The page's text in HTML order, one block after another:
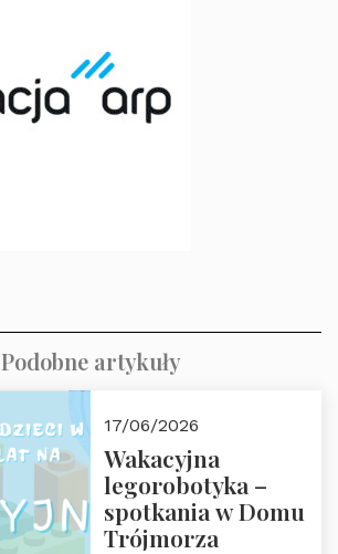
Podobne artykuły
17/06/2026
Wakacyjna
legorobotyka –
spotkania w Domu
Trójmorza